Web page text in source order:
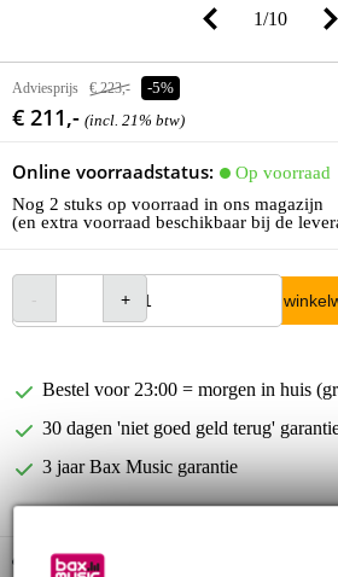
1/10
Adviesprijs € 223,- -5%
€ 211,- (incl. 21% btw)
Online voorraadstatus:
Op voorraad
Nog 2 stuks op voorraad in ons magazijn
(en extra voorraad beschikbaar bij de
In
Bestel voor 23:00 = morgen in huis
30 dagen 'niet goed geld terug'
3 jaar Bax Music garantie
Gratis ophalen in de winkel